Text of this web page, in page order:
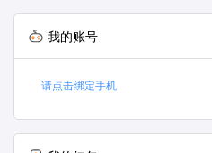
我的账号
请点击绑定手机